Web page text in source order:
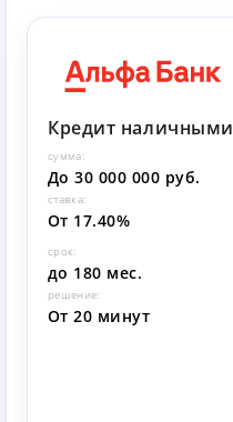
Кредит наличными
сумма:
До 30 000 000 руб.
ставка:
От 17.40%
срок:
до 180 мес.
решение:
От 20 минут